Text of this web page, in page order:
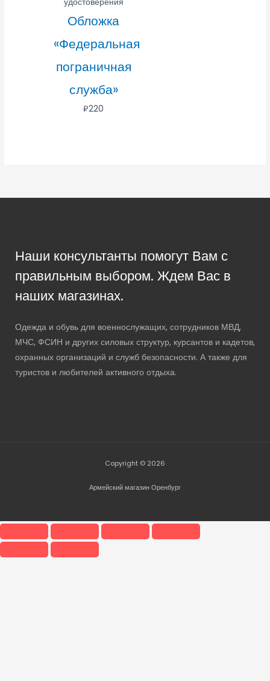
Обложка
«Федеральная
пограничная
служба»
₽220
Наши консультанты помогут Вам с
правильным выбором. Ждем Вас в
наших магазинах.
Одежда и обувь для военнослужащих, сотрудников МВД,
МЧС, ФСИН и других силовых структур, курсантов и кадетов,
охранных организаций и служб безопасности. А также для
туристов и любителей активного отдыха.
Copyright © 2026
Армейский магазин Оренбург